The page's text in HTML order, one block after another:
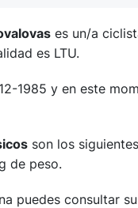
es un/a
es LTU.
1985 y en este
son los
de peso.
puedes consultar su